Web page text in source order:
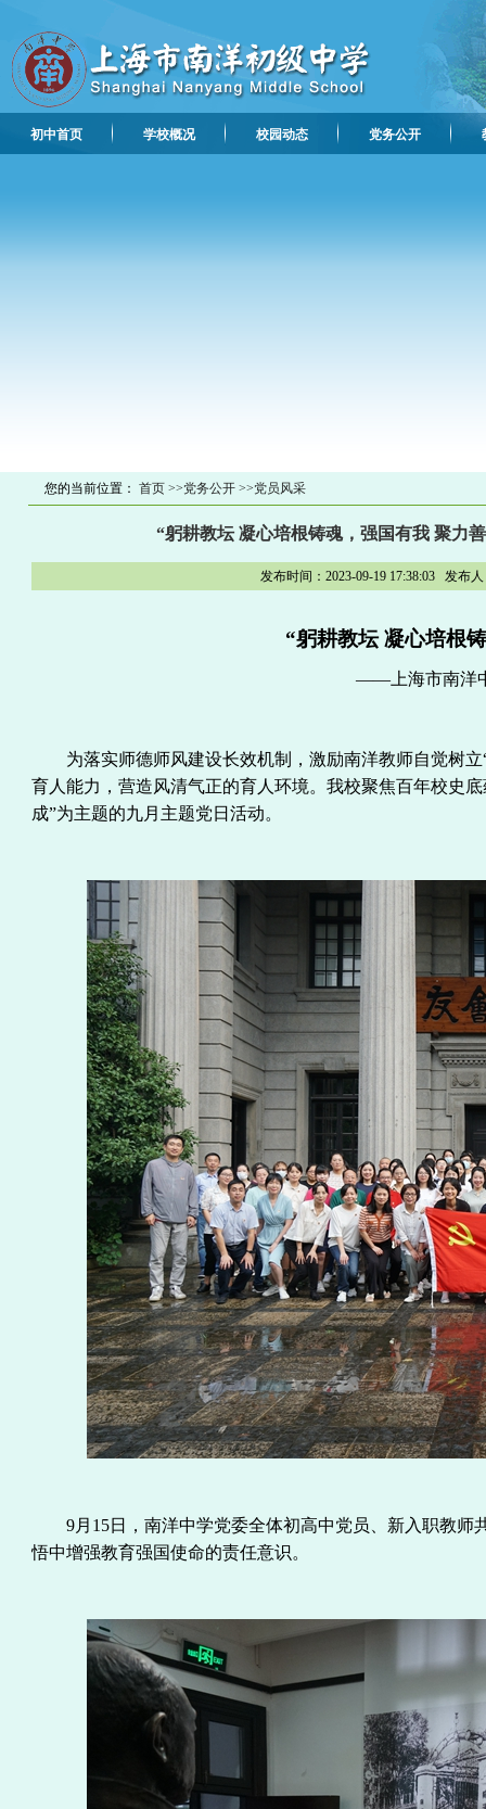
初中首页 学校概况 校园动态 党务公开
您的当前位置：首页 >>党务公开 >>党员风采
“躬耕教坛 凝心培根铸魂，强国有我 聚
发布时间：2023-09-19 17:38:03 发
“躬耕教坛 凝心培根
——上海市南洋
为落实师德师风建设长效机制，激励南洋教师自觉树立
育人能力，营造风清气正的育人环境。我校聚焦百年校史
成”为主题的九月主题党日活动。
9月15日，南洋中学党委全体初高中党员、新入职教师
悟中增强教育强国使命的责任意识。